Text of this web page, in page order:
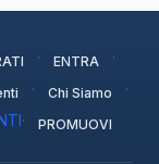
· ENTRA ·
· Chi Siamo ·
· PROMUOVI